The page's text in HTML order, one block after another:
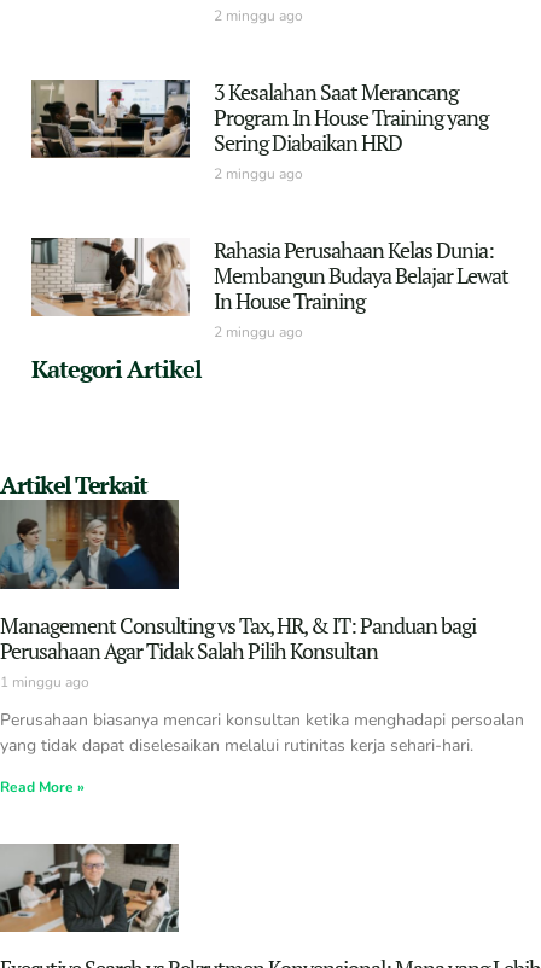
2 minggu ago
3 Kesalahan Saat Merancang
Program In House Training yang
Sering Diabaikan HRD
2 minggu ago
Rahasia Perusahaan Kelas Dunia:
Membangun Budaya Belajar Lewat
In House Training
2 minggu ago
Kategori Artikel
Artikel Terkait
Management Consulting vs Tax, HR, & IT: Panduan bagi
Perusahaan Agar Tidak Salah Pilih Konsultan
1 minggu ago
Perusahaan biasanya mencari konsultan ketika menghadapi persoalan
yang tidak dapat diselesaikan melalui rutinitas kerja sehari-hari.
Read More »